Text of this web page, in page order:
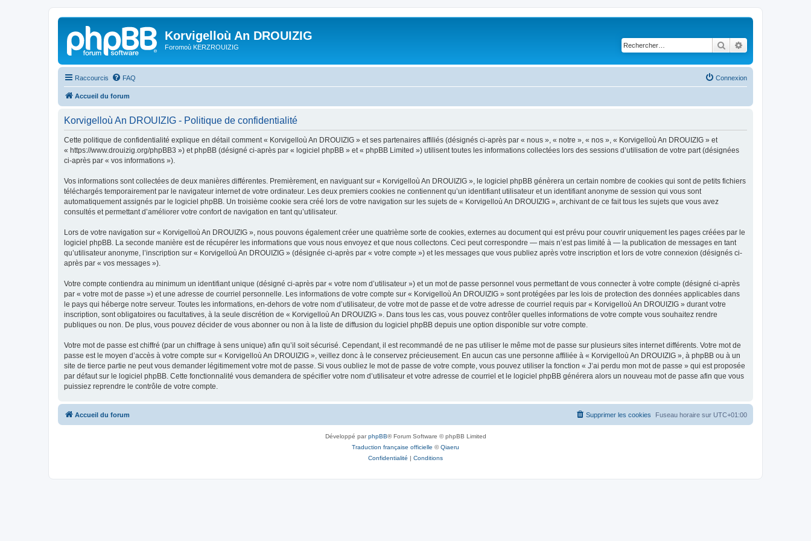
Korvigelloù An DROUIZIG
Foromoù KERZROUIZIG Rechercher
Raccourcis FAQ Connexion
Accueil du forum
Korvigelloù An DROUIZIG - Politique de confidentialité
Cette politique de confidentialité explique en détail comment « Korvigelloù An DROUIZIG » et ses partenaires affiliés (désignés ci-après par « nous », « notre », « nos », « Korvigelloù An DROUIZIG » et
« https://www.drouizig.org/phpBB3 ») et phpBB (désigné ci-après par « logiciel phpBB » et « phpBB Limited ») utilisent toutes les informations collectées lors des sessions d’utilisation de votre part (désignées
ci-après par « vos informations »).
Vos informations sont collectées de deux manières différentes. Premièrement, en naviguant sur « Korvigelloù An DROUIZIG », le logiciel phpBB génèrera un certain nombre de cookies qui sont de petits fichiers
téléchargés temporairement par le navigateur internet de votre ordinateur. Les deux premiers cookies ne contiennent qu’un identifiant utilisateur et un identifiant anonyme de session qui vous sont
automatiquement assignés par le logiciel phpBB. Un troisième cookie sera créé lors de votre navigation sur les sujets de « Korvigelloù An DROUIZIG », archivant de ce fait tous les sujets que vous avez
consultés et permettant d’améliorer votre confort de navigation en tant qu’utilisateur.
Lors de votre navigation sur « Korvigelloù An DROUIZIG », nous pouvons également créer une quatrième sorte de cookies, externes au document qui est prévu pour couvrir uniquement les pages créées par le
logiciel phpBB. La seconde manière est de récupérer les informations que vous nous envoyez et que nous collectons. Ceci peut correspondre — mais n’est pas limité à — la publication de messages en tant
qu’utilisateur anonyme, l’inscription sur « Korvigelloù An DROUIZIG » (désignée ci-après par « votre compte ») et les messages que vous publiez après votre inscription et lors de votre connexion (désignés ci-
après par « vos messages »).
Votre compte contiendra au minimum un identifiant unique (désigné ci-après par « votre nom d’utilisateur ») et un mot de passe personnel vous permettant de vous connecter à votre compte (désigné ci-après
par « votre mot de passe ») et une adresse de courriel personnelle. Les informations de votre compte sur « Korvigelloù An DROUIZIG » sont protégées par les lois de protection des données applicables dans
le pays qui héberge notre serveur. Toutes les informations, en-dehors de votre nom d’utilisateur, de votre mot de passe et de votre adresse de courriel requis par « Korvigelloù An DROUIZIG » durant votre
inscription, sont obligatoires ou facultatives, à la seule discrétion de « Korvigelloù An DROUIZIG ». Dans tous les cas, vous pouvez contrôler quelles informations de votre compte vous souhaitez rendre
publiques ou non. De plus, vous pouvez décider de vous abonner ou non à la liste de diffusion du logiciel phpBB depuis une option disponible sur votre compte.
Votre mot de passe est chiffré (par un chiffrage à sens unique) afin qu’il soit sécurisé. Cependant, il est recommandé de ne pas utiliser le même mot de passe sur plusieurs sites internet différents. Votre mot de
passe est le moyen d’accès à votre compte sur « Korvigelloù An DROUIZIG », veillez donc à le conservez précieusement. En aucun cas une personne affiliée à « Korvigelloù An DROUIZIG », à phpBB ou à un
site de tierce partie ne peut vous demander légitimement votre mot de passe. Si vous oubliez le mot de passe de votre compte, vous pouvez utiliser la fonction « J’ai perdu mon mot de passe » qui est proposée
par défaut sur le logiciel phpBB. Cette fonctionnalité vous demandera de spécifier votre nom d’utilisateur et votre adresse de courriel et le logiciel phpBB générera alors un nouveau mot de passe afin que vous
puissiez reprendre le contrôle de votre compte.
Accueil du forum Fuseau horaire sur UTC+01:00
Supprimer les cookies
Développé parphpBB® Forum Software © phpBB Limited
Traduction française officielle ©Qiaeru
Confidentialité | Conditions